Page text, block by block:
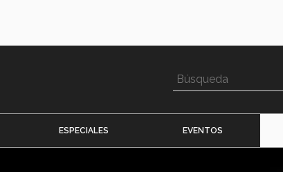
ESPECIALES EVENTOS